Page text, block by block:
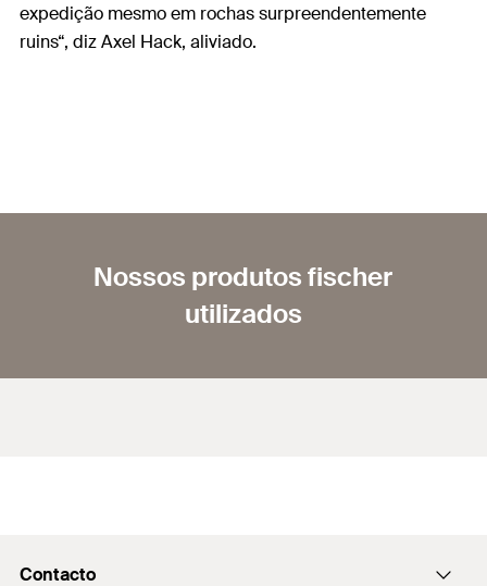
expedição mesmo em rochas surpreendentemente
ruins“, diz Axel Hack, aliviado.
Nossos produtos fischer
utilizados
Contacto